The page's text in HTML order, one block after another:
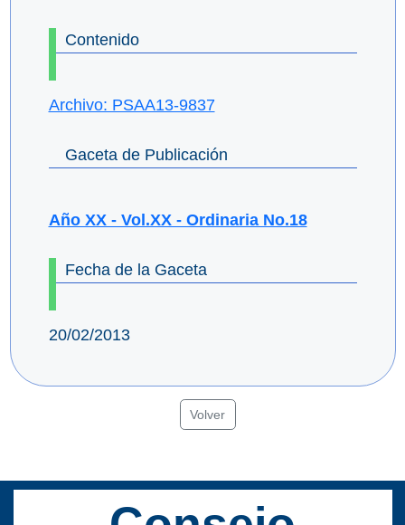
Contenido
Archivo: PSAA13-9837
Gaceta de Publicación
Año XX - Vol.XX - Ordinaria No.18
Fecha de la Gaceta
20/02/2013
Volver